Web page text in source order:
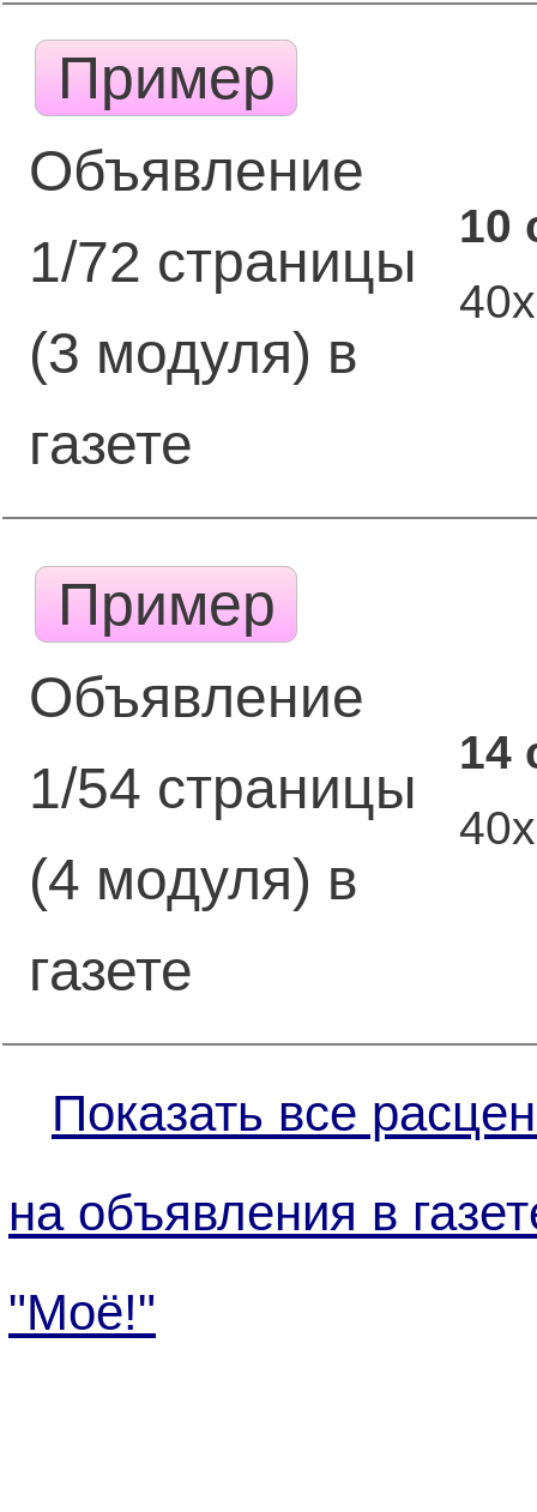
Пример
Объявление
1/72 страницы
(3 модуля) в
газете
10
Пример
Объявление
1/54 страницы
(4 модуля) в
газете
14
Показать все
на объявления в
"Моё!"